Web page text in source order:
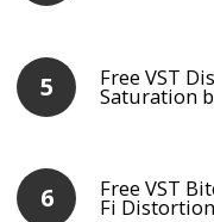
Free VST
Saturation
Free VST
Fi